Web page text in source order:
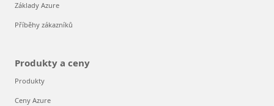
Základy Azure
Příběhy zákazníků
Produkty a ceny
Produkty
Ceny Azure